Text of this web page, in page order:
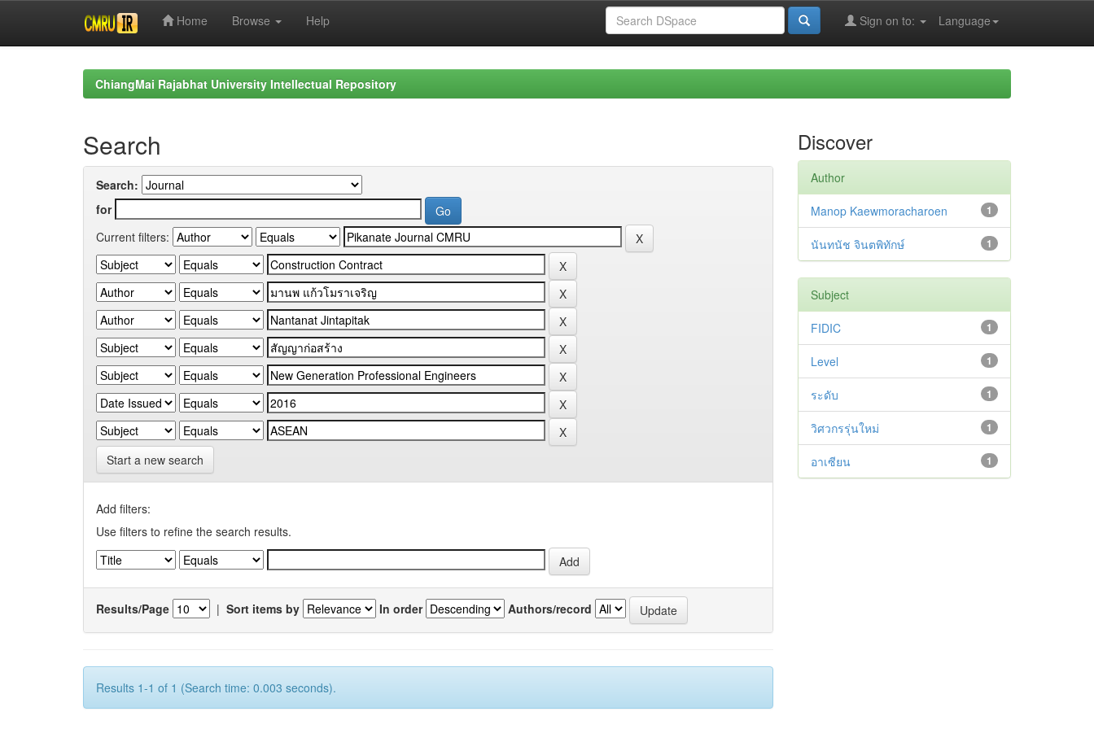
Home Browse Help Language
Sign on to:
ChiangMai Rajabhat University Intellectual Repository
Search
Search:
for
Current filters:
Start a new search
Add filters:
Use filters to refine the search results.
Results/Page | Sort items by In order Authors/record
Results 1-1 of 1 (Search time: 0.003 seconds).
Discover
Author
1
Manop Kaewmoracharoen
1
นันทนัช จินตพิทักษ์
Subject
1
FIDIC
1
Level
1
ระดับ
1
วิศวกรรุ่นใหม่
1
อาเซียน